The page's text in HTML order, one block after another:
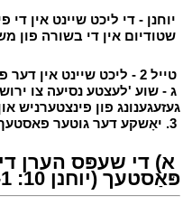
יוחנן - די ליכט שיינט אין די
שטודיום אין די בשורה פון
טייל 2 - ליכט שיינט אין דער פינצטערניש (יוחנן 5: 1 - 11: 54)
געזעגענונג פון פינצטערניש
3. יאָשקע דער גוטער פאסטעך (יוחנן 10: 39-1)
א) די שעפּס הערן
פּאַסטעך (יוחנן 10: 6-1)